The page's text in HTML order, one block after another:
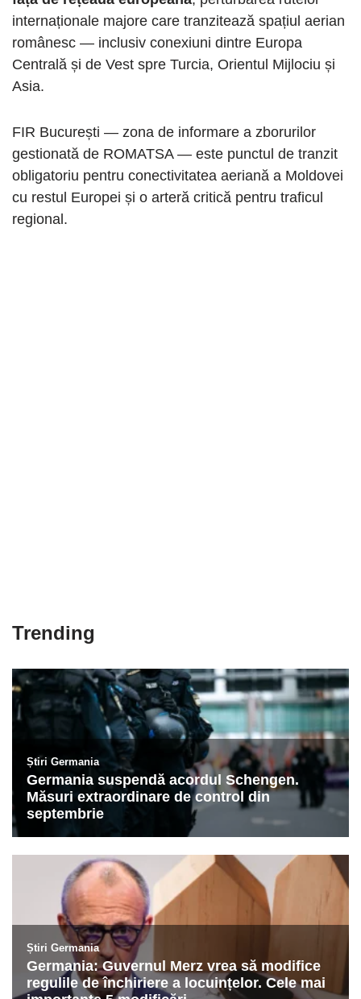
internaționale majore care tranzitează spațiul aerian
românesc — inclusiv conexiuni dintre Europa
Centrală și de Vest spre Turcia, Orientul Mijlociu și
Asia.
FIR București — zona de informare a zborurilor
gestionată de ROMATSA — este punctul de tranzit
obligatoriu pentru conectivitatea aeriană a Moldovei
cu restul Europei și o arteră critică pentru traficul
regional.
Trending